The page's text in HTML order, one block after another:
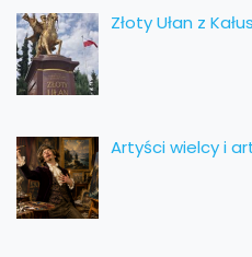
Złoty Ułan z
Artyści wielcy i